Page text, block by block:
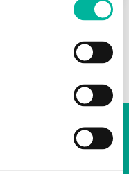
niet worden
informatieplicht. U
de consent
Twizzit.